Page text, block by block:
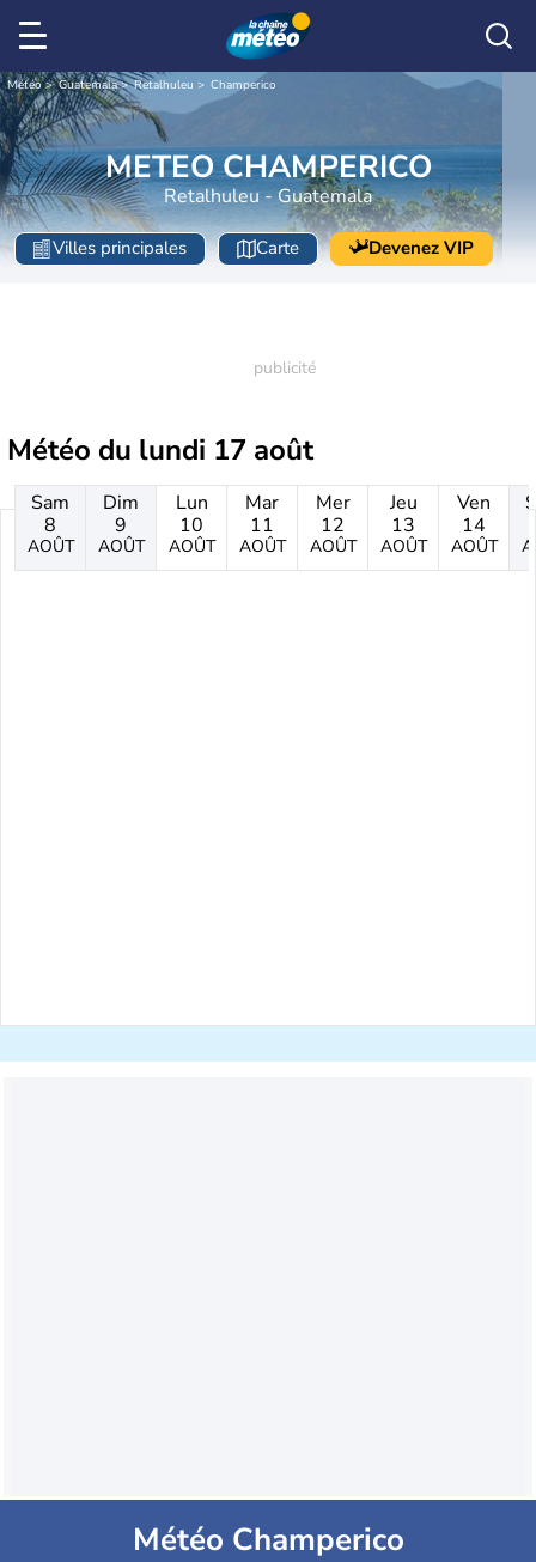
Météo Guatemala Retalhuleu Champerico
METEO CHAMPERICO
Retalhuleu - Guatemala
Villes principales Carte Devenez VIP
Météo du lundi 17 août
Sam
8
AOÛT
Dim
9
AOÛT
Lun
10
AOÛT
Mar
11
AOÛT
Mer
12
AOÛT
Jeu
13
AOÛT
Ven
14
AOÛT
Météo Champerico